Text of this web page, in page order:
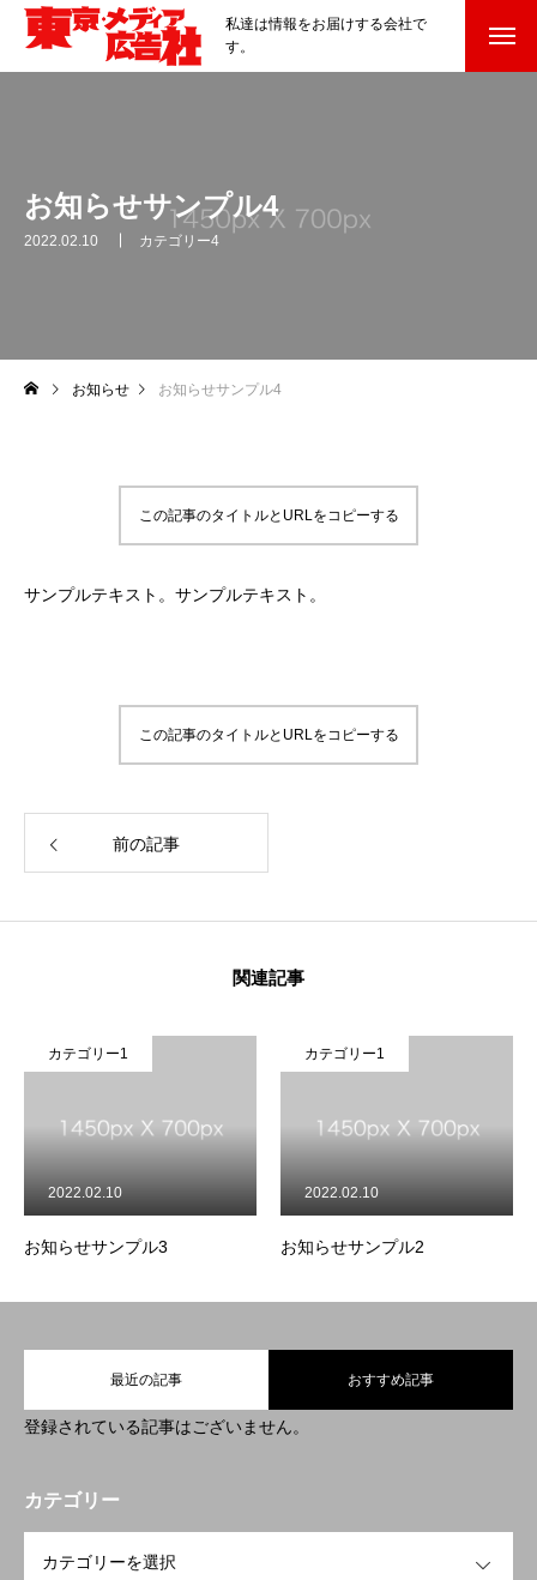
私達は情報をお届けする会社で
す。
お知らせサンプル4
2022.02.10 カテゴリー4
お知らせ お知らせサンプル4
この記事のタイトルとURLをコピーする
サンプルテキスト。サンプルテキスト。
この記事のタイトルとURLをコピーする
前の記事
関連記事
カテゴリー1
お知らせサンプル3
2022.02.10
カテゴリー1
お知らせサンプル2
2022.02.10
最近の記事 おすすめ記事
登録されている記事はございません。
カテゴリー